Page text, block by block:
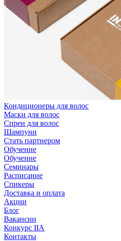
Кондиционеры для волос
Маски для волос
Спреи для волос
Шампуни
Стать партнером
Обучение
Обучение
Семинары
Расписание
Спикеры
Доставка и оплата
Акции
Блог
Вакансии
Конкурс IIA
Контакты